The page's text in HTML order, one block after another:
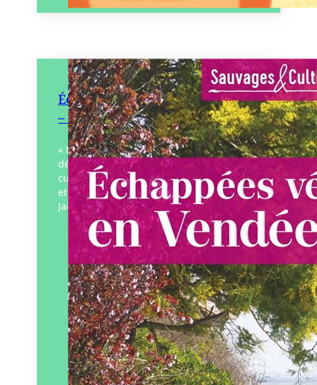
Échappées végétales en Vendée
– Sauvages et cultivées
« Échappez-vous au cœur du végétal à la
découverte des plantes sauvages et
cultivées ! », voilà ce que vous proposent
et vous promettent les deux auteurs
Jacques…
Éditeur :D’Orbestier – Rêves
Bleus
Paru le17/03/2023